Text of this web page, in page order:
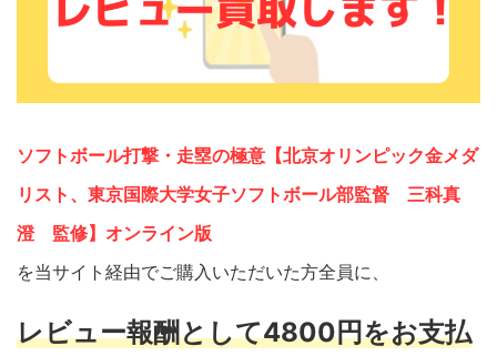
ソフトボール打撃・走塁の極意【北京オリンピック金メダ
リスト、東京国際大学女子ソフトボール部監督 三科真
澄 監修】オンライン版
を当サイト経由でご購入いただいた方全員に、
レビュー報酬として4800円をお支払